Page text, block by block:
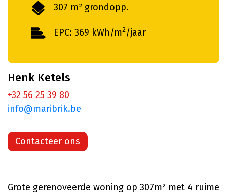
307 m² grondopp.
EPC: 369 kWh/m2/jaar
Henk Ketels
+32 56 25 39 80
info@maribrik.be
Contacteer ons
Grote gerenoveerde woning op 307m² met 4 ruime